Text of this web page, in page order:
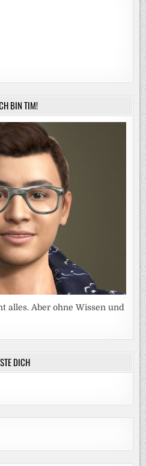
BIN TIM!
alles. Aber ohne Wissen und
DICH